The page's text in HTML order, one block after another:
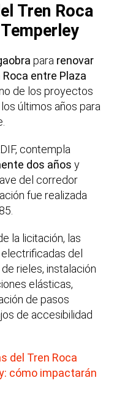
Tren Roca
para renovar
entre Plaza
de los proyectos
últimos años para
contempla
dos años y
del corredor
fue realizada
la licitación, las
del
rieles, instalación
elásticas,
de pasos
de accesibilidad
del Tren Roca
cómo impactarán